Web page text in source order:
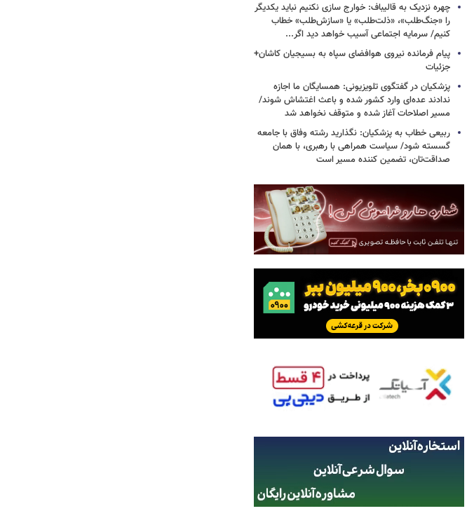
چهره نزدیک به قالیباف: خوارج سازی نکنیم نباید یکدیگر
را «جنگ‌طلب»، «ذلت‌طلب» یا «سازش‌طلب» خطاب
کنیم/ سرمایه اجتماعی آسیب خواهد دید اگر...
پیام فرمانده نیروی هوافضای سپاه به بسیجیان کاشان+
جزئیات
پزشکیان در گفتگوی تلویزیونی: همسایگان ما اجازه
ندادند عده‌ای وارد کشور شده و باعث اغتشاش شوند/
مسیر اصلاحات آغاز شده و متوقف نخواهد شد
ربیعی خطاب به پزشکیان: نگذارید رشته وفاق با جامعه
گسسته شود/ سیاست همراهی با رهبری، با همان
صداقت‌تان، تضمین کننده مسیر است